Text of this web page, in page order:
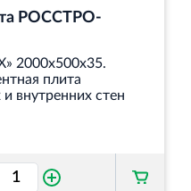
РОССТРО-
2000х500х35.
плита
внутренних стен